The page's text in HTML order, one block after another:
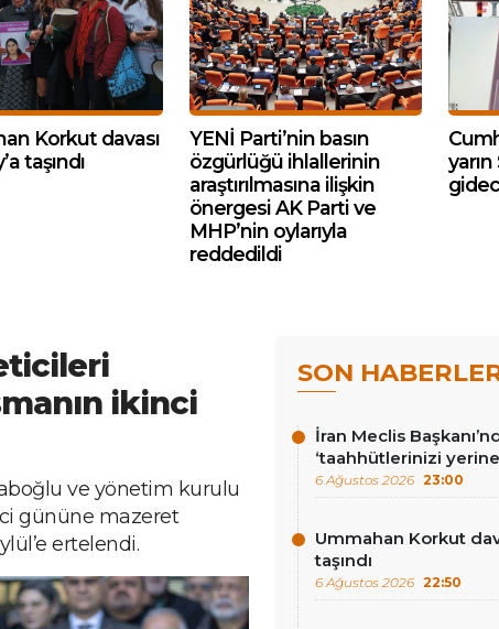
Korkut davası
taşındı
YENİ Parti’nin basın
özgürlüğü ihlallerinin
araştırılmasına ilişkin
önergesi AK Parti ve
MHP’nin oylarıyla
reddedildi
ikinci
ve yönetim kurulu
gününe mazeret
ertelendi.
SON
İran Meclis
‘taahhütlerinizi yerine
6 Ağustos 2026 23:00
Ummahan Korkut
taşındı
6 Ağustos 2026 22:50